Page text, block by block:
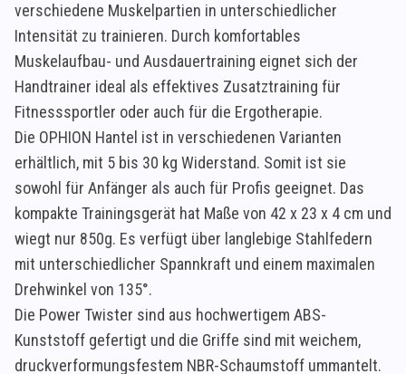
verschiedene Muskelpartien in unterschiedlicher
Intensität zu trainieren. Durch komfortables
Muskelaufbau- und Ausdauertraining eignet sich der
Handtrainer ideal als effektives Zusatztraining für
Fitnesssportler oder auch für die Ergotherapie.
Die OPHION Hantel ist in verschiedenen Varianten
erhältlich, mit 5 bis 30 kg Widerstand. Somit ist sie
sowohl für Anfänger als auch für Profis geeignet. Das
kompakte Trainingsgerät hat Maße von 42 x 23 x 4 cm und
wiegt nur 850g. Es verfügt über langlebige Stahlfedern
mit unterschiedlicher Spannkraft und einem maximalen
Drehwinkel von 135°.
Die Power Twister sind aus hochwertigem ABS-
Kunststoff gefertigt und die Griffe sind mit weichem,
druckverformungsfestem NBR-Schaumstoff ummantelt.